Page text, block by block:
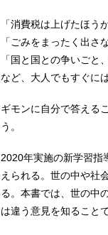
「消費税は上げたほう
「ごみをまったく出さ
「国と国との争いごと
など、大人でもすぐに
ギモンに自分で答える
う。
2020年実施の新学習指
えられる。世の中や社
る。本書では、世の中
は違う意見を知ること